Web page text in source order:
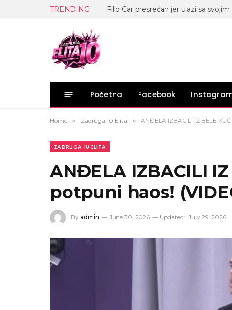
TRENDING
Početna Facebook
Home » Zadruga 10 Elita » ANĐELA IZBACILI IZ BELE
ZADRUGA 10 ELITA
ANĐELA IZBACILI
potpuni haos!
By admin June 30, 2026 Updated: July 29, 2026